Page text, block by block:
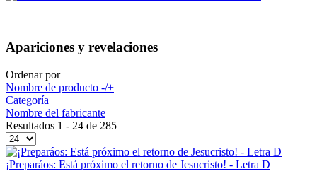
Apariciones y revelaciones
Ordenar por
Nombre de producto -/+
Categoría
Nombre del fabricante
Resultados 1 - 24 de 285
¡Preparáos: Está próximo el retorno de Jesucristo! - Letra D